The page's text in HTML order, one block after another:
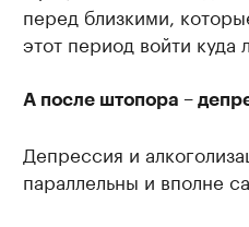
перед близкими,
этот период войти куда
А после штопора –
Депрессия и
параллельны и вполне